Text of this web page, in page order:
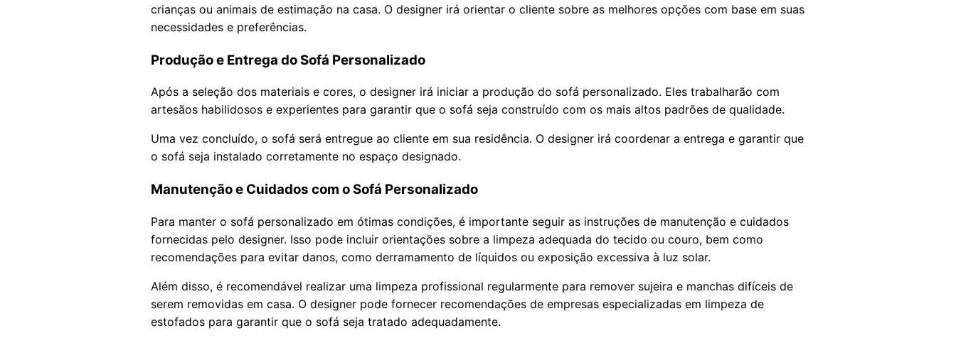
crianças ou animais de estimação na casa. O designer irá orientar o cliente sobre as melhores opções com base em suas
necessidades e preferências.
Produção e Entrega do Sofá Personalizado
Após a seleção dos materiais e cores, o designer irá iniciar a produção do sofá personalizado. Eles trabalharão com
artesãos habilidosos e experientes para garantir que o sofá seja construído com os mais altos padrões de qualidade.
Uma vez concluído, o sofá será entregue ao cliente em sua residência. O designer irá coordenar a entrega e garantir que
o sofá seja instalado corretamente no espaço designado.
Manutenção e Cuidados com o Sofá Personalizado
Para manter o sofá personalizado em ótimas condições, é importante seguir as instruções de manutenção e cuidados
fornecidas pelo designer. Isso pode incluir orientações sobre a limpeza adequada do tecido ou couro, bem como
recomendações para evitar danos, como derramamento de líquidos ou exposição excessiva à luz solar.
Além disso, é recomendável realizar uma limpeza profissional regularmente para remover sujeira e manchas difíceis de
serem removidas em casa. O designer pode fornecer recomendações de empresas especializadas em limpeza de
estofados para garantir que o sofá seja tratado adequadamente.